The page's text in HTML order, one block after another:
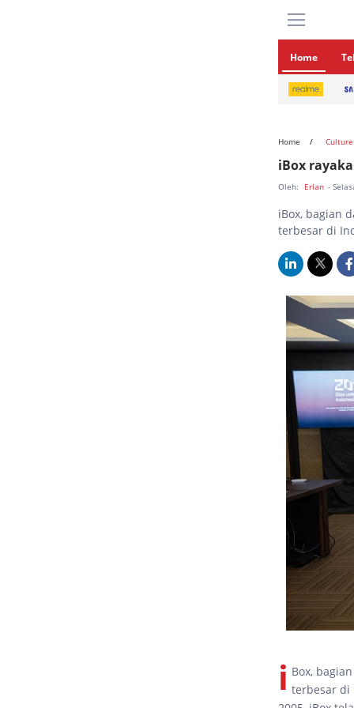
Home
Home Culture
iBox
Oleh: Erlan -
iBox, bagian
terbesar di
i Box,
terbesar di